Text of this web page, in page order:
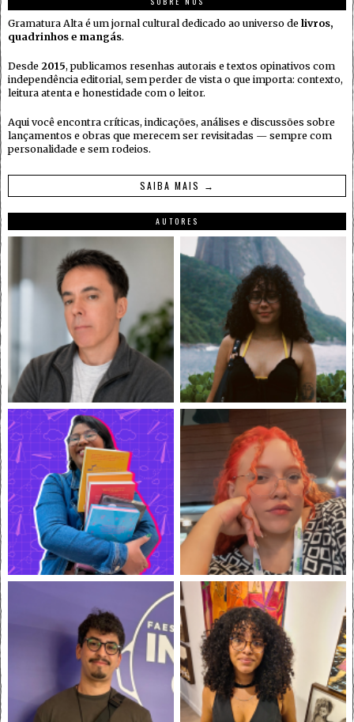
Gramatura Alta é um jornal cultural dedicado ao universo de livros,
quadrinhos e mangás.
Desde 2015, publicamos resenhas autorais e textos opinativos com
independência editorial, sem perder de vista o que importa: contexto,
leitura atenta e honestidade com o leitor.
Aqui você encontra críticas, indicações, análises e discussões sobre
lançamentos e obras que merecem ser revisitadas — sempre com
personalidade e sem rodeios.
SAIBA MAIS →
AUTORES